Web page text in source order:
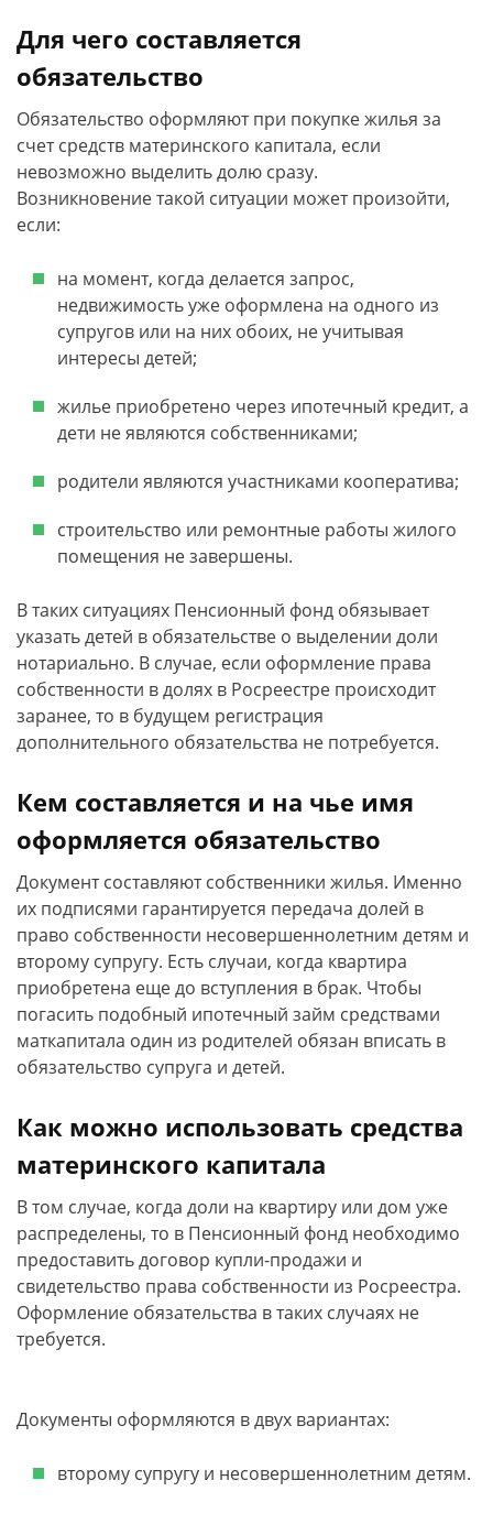
Для чего составляется
обязательство
Обязательство оформляют при покупке жилья за
счет средств материнского капитала, если
невозможно выделить долю сразу.
Возникновение такой ситуации может произойти,
если:
на момент, когда делается запрос,
недвижимость уже оформлена на одного из
супругов или на них обоих, не учитывая
интересы детей;
жилье приобретено через ипотечный кредит, а
дети не являются собственниками;
родители являются участниками кооператива;
строительство или ремонтные работы жилого
помещения не завершены.
В таких ситуациях Пенсионный фонд обязывает
указать детей в обязательстве о выделении доли
нотариально. В случае, если оформление права
собственности в долях в Росреестре происходит
заранее, то в будущем регистрация
дополнительного обязательства не потребуется.
Кем составляется и на чье имя
оформляется обязательство
Документ составляют собственники жилья. Именно
их подписями гарантируется передача долей в
право собственности несовершеннолетним детям и
второму супругу. Есть случаи, когда квартира
приобретена еще до вступления в брак. Чтобы
погасить подобный ипотечный займ средствами
маткапитала один из родителей обязан вписать в
обязательство супруга и детей.
Как можно использовать средства
материнского капитала
В том случае, когда доли на квартиру или дом уже
распределены, то в Пенсионный фонд необходимо
предоставить договор купли-продажи и
свидетельство права собственности из Росреестра.
Оформление обязательства в таких случаях не
требуется.
Документы оформляются в двух вариантах:
второму супругу и несовершеннолетним детям.